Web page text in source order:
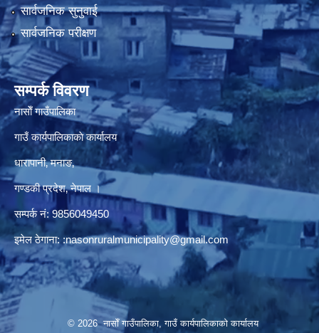
सार्वजनिक सुनुवाई
सार्वजनिक परीक्षण
सम्पर्क विवरण
नासाेँ गाउँपालिका
गाउँ कार्यपालिकाकाे कार्यालय
धारापानी‚ मनाङ‚
गण्डकी प्रदेश‚ नेपाल ।
सम्पर्क न‌ं‍: 9856049450
इमेल ठेगाना: :nasonruralmunicipality@gmail.com
© 2026 नासाेँ गाउँपालिका, गाउँ कार्यपालिकाकाे कार्यालय